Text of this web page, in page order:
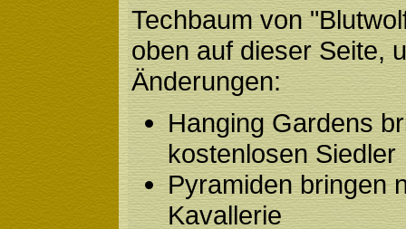
Techbaum von
oben auf dieser Seite,
Änderungen:
Hanging Gardens
kostenlosen Siedler
Pyramiden bringen
Kavallerie